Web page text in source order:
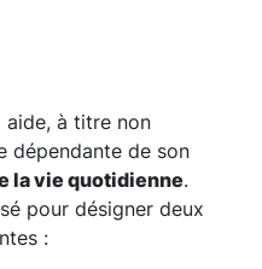
aide, à titre non
dépendante de son
la vie quotidienne.
pour désigner deux
: